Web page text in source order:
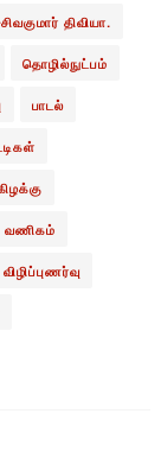
திவியா.
தொழில்நுட்பம்
பாடல்
வணிகம்
விழிப்புணர்வு